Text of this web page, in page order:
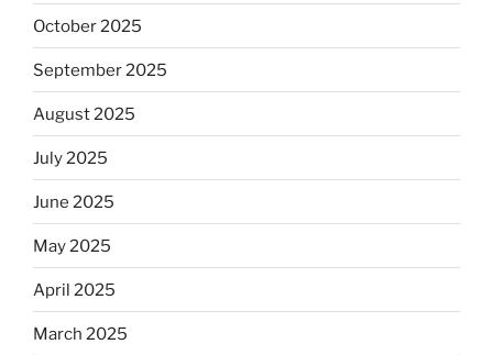
October 2025
September 2025
August 2025
July 2025
June 2025
May 2025
April 2025
March 2025